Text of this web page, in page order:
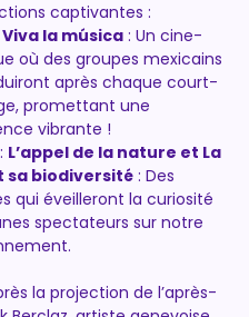
captivantes :
Viva la música : Un cine-
où des groupes mexicains
après chaque court-
promettant une
vibrante !
: L’appel de la nature et La
sa biodiversité : Des
qui éveilleront la curiosité
spectateurs sur notre
la projection de l’après-